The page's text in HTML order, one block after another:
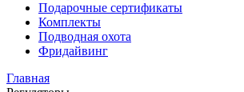
Подарочные сертификаты
Комплекты
Подводная охота
Фридайвинг
Главная